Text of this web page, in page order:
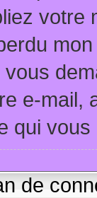
votre
mon
e-mail,
qui
de